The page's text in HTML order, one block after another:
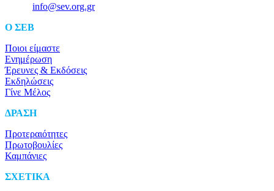
info@sev.org.gr
O ΣΕΒ
Ποιοι είμαστε
Ενημέρωση
Έρευνες & Εκδόσεις
Εκδηλώσεις
Γίνε Μέλος
ΔΡΑΣΗ
Προτεραιότητες
Πρωτοβουλίες
Καμπάνιες
ΣΧΕΤΙΚΑ